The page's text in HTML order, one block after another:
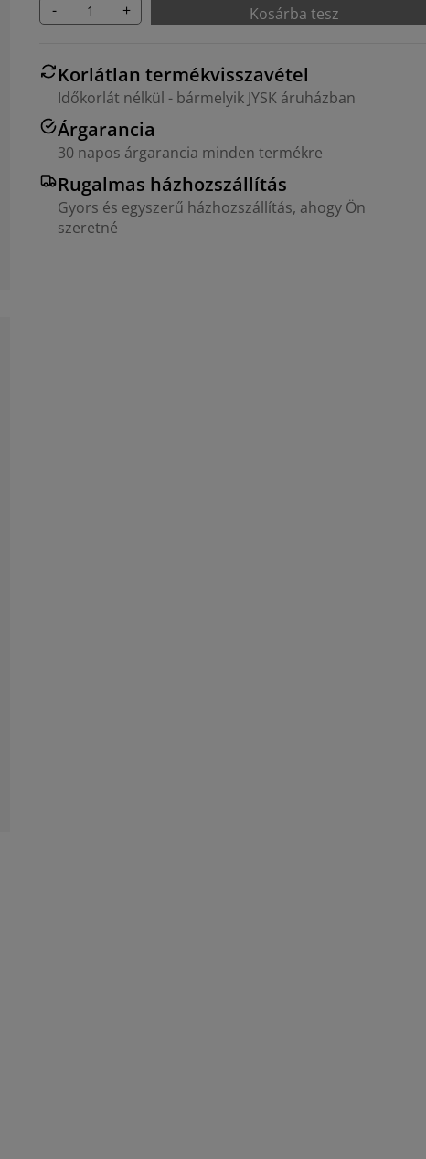
- + Kosárba tesz
Korlátlan termékvisszavétel
Időkorlát nélkül - bármelyik JYSK áruházban
Árgarancia
30 napos árgarancia minden termékre
Rugalmas házhozszállítás
Gyors és egyszerű házhozszállítás, ahogy Ön
szeretné